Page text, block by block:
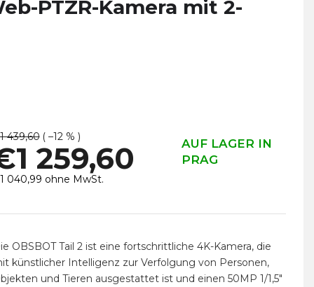
PTZR-Kamera mit 2-
439,60 ( –12 % )
259,60
AUF LAGER IN
PRAG
040,99 ohne MwSt.
OBSBOT Tail 2 ist eine fortschrittliche 4K-Kamera, die
künstlicher Intelligenz zur Verfolgung von Personen,
und Tieren ausgestattet ist und einen 50MP 1/1,5"